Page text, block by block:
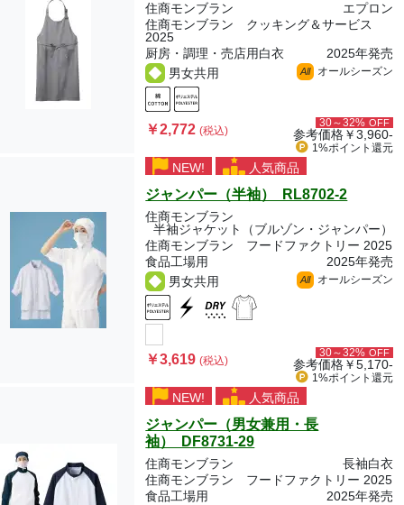
住商モンブラン
エプロン
住商モンブラン クッキング＆サービス
2025
厨房・調理・売店用白衣
2025年発売
男女共用
All オールシーズン
￥2,772(税込)
30～32% OFF
参考価格￥3,960-
1%ポイント 還元
NEW! 人気商品
ジャンパー（半袖） RL8702-2
住商モンブラン
半袖ジャケット（ブルゾン・ジャンパー）
住商モンブラン フードファクトリー 2025
食品工場用
2025年発売
男女共用
All オールシーズン
￥3,619(税込)
30～32% OFF
参考価格￥5,170-
1%ポイント 還元
NEW! 人気商品
ジャンパー（男女兼用・長
袖） DF8731-29
住商モンブラン
長袖白衣
住商モンブラン フードファクトリー 2025
食品工場用
2025年発売